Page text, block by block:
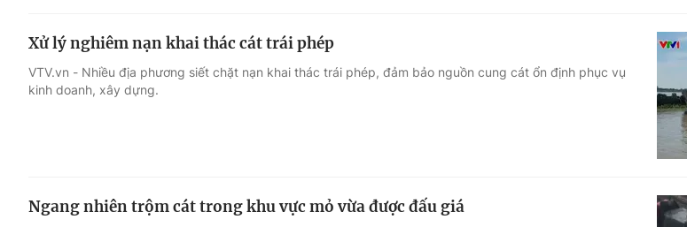
Xử lý nghiêm nạn khai thác cát trái phép
VTV.vn - Nhiều địa phương siết chặt nạn khai thác trái phép, đảm bảo nguồn cung cát ổn định phục vụ
kinh doanh, xây dựng.
Ngang nhiên trộm cát trong khu vực mỏ vừa được đấu giá